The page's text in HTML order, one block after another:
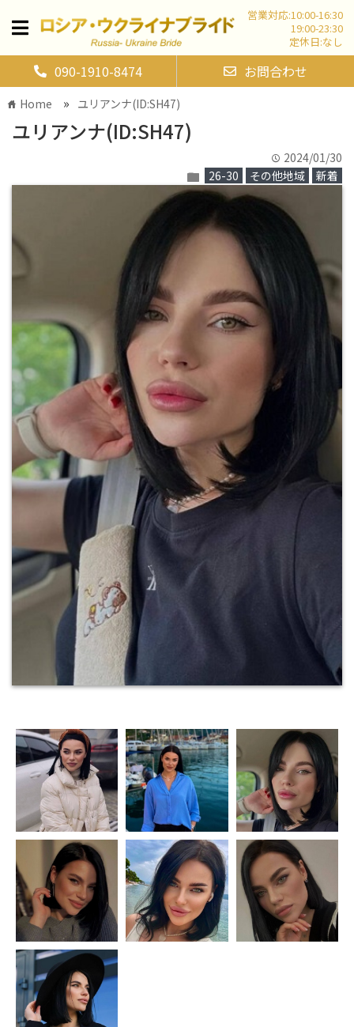
営業対応:10:00-16:30
19:00-23:30
定休日:なし
090-1910-8474 お問合わせ
home Home » ユリアンナ(ID:SH47)
ユリアンナ(ID:SH47)
time 2024/01/30
folder 26-30 その他地域 新着